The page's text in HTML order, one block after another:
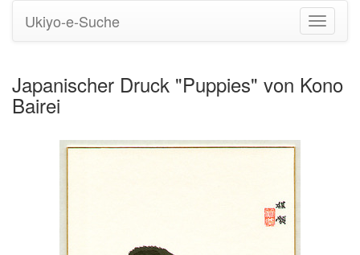
Ukiyo-e-Suche
Japanischer Druck "Puppies" von Kono
Bairei